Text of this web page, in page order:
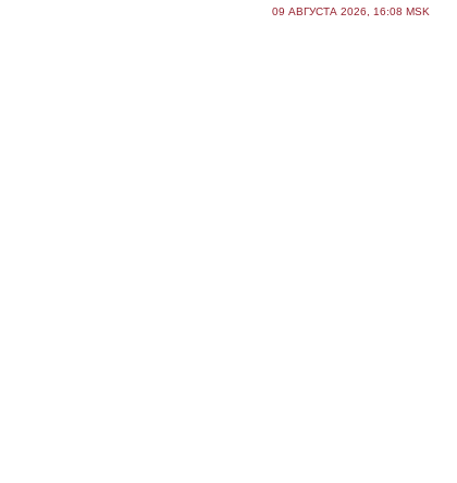
09 АВГУСТА 2026, 16:08 MSK